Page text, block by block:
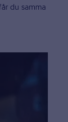
du samma